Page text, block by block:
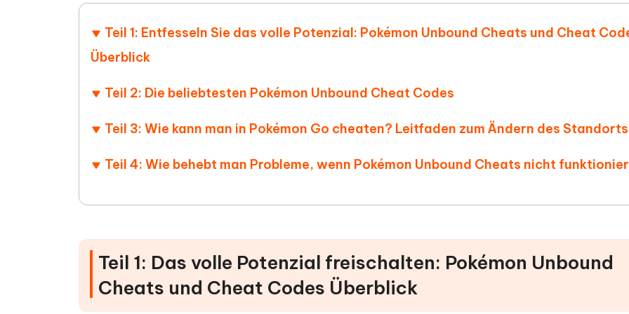
Teil 1: Entfesseln Sie das volle Potenzial: Pokémon Unbound Cheats und Cheat
Überblick
Teil 2: Die beliebtesten Pokémon Unbound Cheat Codes
Teil 3: Wie kann man in Pokémon Go cheaten? Leitfaden zum Ändern des Standorts
Teil 4: Wie behebt man Probleme, wenn Pokémon Unbound Cheats nicht
Teil 1: Das volle Potenzial freischalten: Pokémon Unbound
Cheats und Cheat Codes Überblick